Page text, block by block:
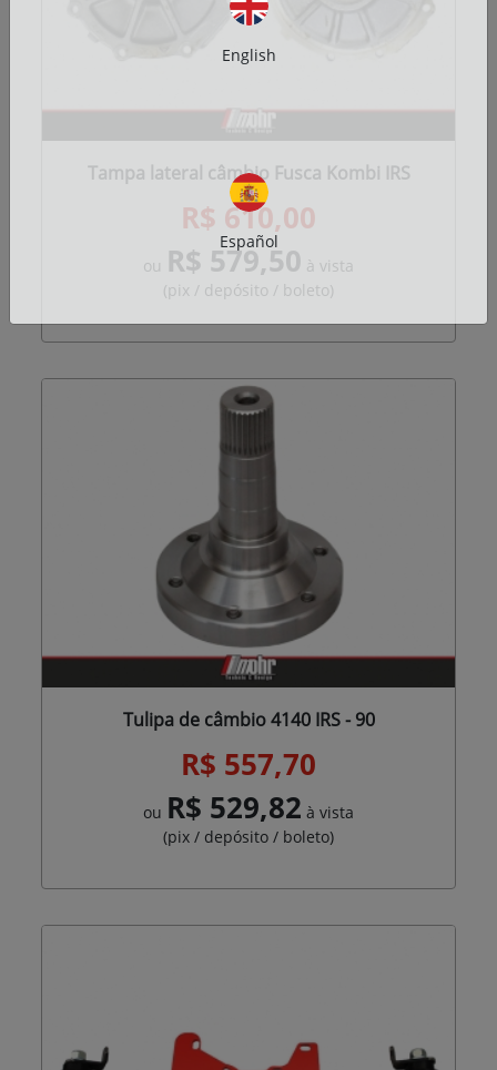
Tampa lateral câmbio Fusca Kombi IRS
R$ 610,00
ou R$ 579,50 à vista
(pix / depósito / boleto)
Tulipa de câmbio 4140 IRS - 90
R$ 557,70
ou R$ 529,82 à vista
(pix / depósito / boleto)
English
Español